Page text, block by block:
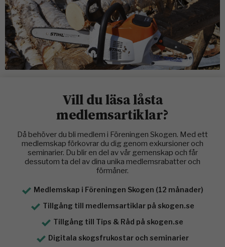
Vill du läsa låsta
medlemsartiklar?
Då behöver du bli medlem i Föreningen Skogen. Med ett
medlemskap förkovrar du dig genom exkursioner och
seminarier. Du blir en del av vår gemenskap och får
dessutom ta del av dina unika medlemsrabatter och
förmåner.
Medlemskap i Föreningen Skogen (12 månader)
Tillgång till medlemsartiklar på skogen.se
Tillgång till Tips & Råd på skogen.se
Digitala skogsfrukostar och seminarier